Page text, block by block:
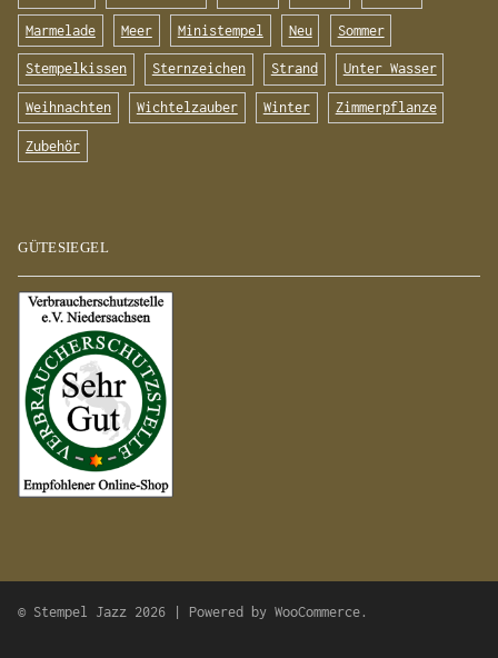
Marmelade Meer Ministempel Neu Sommer
Stempelkissen Sternzeichen Strand Unter Wasser
Weihnachten Wichtelzauber Winter Zimmerpflanze
Zubehör
GÜTESIEGEL
© Stempel Jazz 2026 | Powered byWooCommerce.